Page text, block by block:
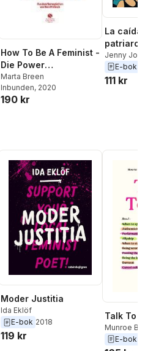
How To Be A Feminist -
Die Power
skandinavischer
Frauen und was wir
von ihnen lernen
Marta Breen
Inbunden, 2020
190 kr
La caída del
patriarcado
Jenny Jordahl
E-bok
111 kr
Moder Justitia
Ida Eklöf
E-bok 2018
119 kr
Talk To Me
Munroe Bergdorf
E-bok